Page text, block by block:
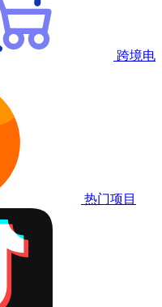
跨境电
热门项目